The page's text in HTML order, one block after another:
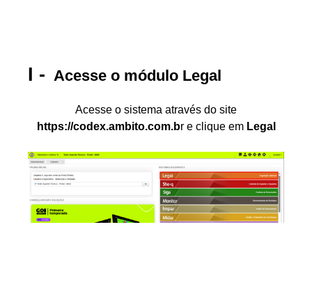
Acesse o módulo Legal
Acesse o sistema através do site
https://codex.ambito.com.br e clique emLegal